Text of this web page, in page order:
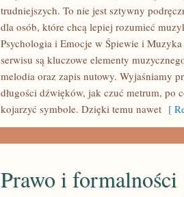
trudniejszych. To nie jest sztywny
dla osób, które chcą lepiej rozumieć
Psychologia i Emocje w Śpiewie i
serwisu są kluczowe elementy
melodia oraz zapis nutowy. Wyjaśniamy
długości dźwięków, jak czuć metrum, po
kojarzyć symbole. Dzięki temu nawet [
Prawo i formalności